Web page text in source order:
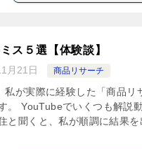
ス５選【体験談】
月21日 商品リサーチ
が実際に経験した「商品リ
。 YouTubeでいくつも解説
と聞くと、私が順調に結果を